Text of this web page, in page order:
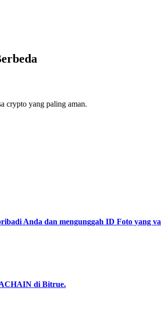
crypto yang paling aman.
Anda dan mengunggah ID Foto yang
di Bitrue.